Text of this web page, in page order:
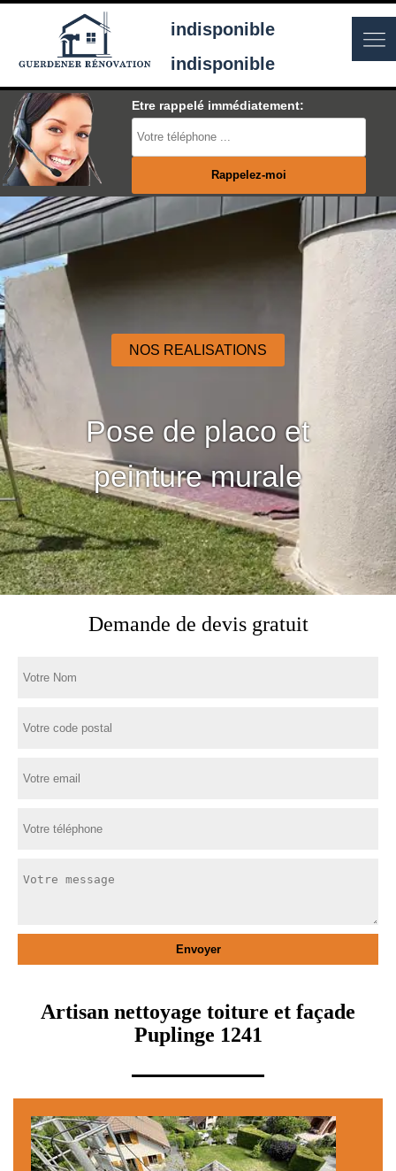
indisponible
indisponible
Etre rappelé immédiatement:
NOS REALISATIONS
Pose de placo et
peinture murale
Demande de devis gratuit
Artisan nettoyage toiture et façade
Puplinge 1241